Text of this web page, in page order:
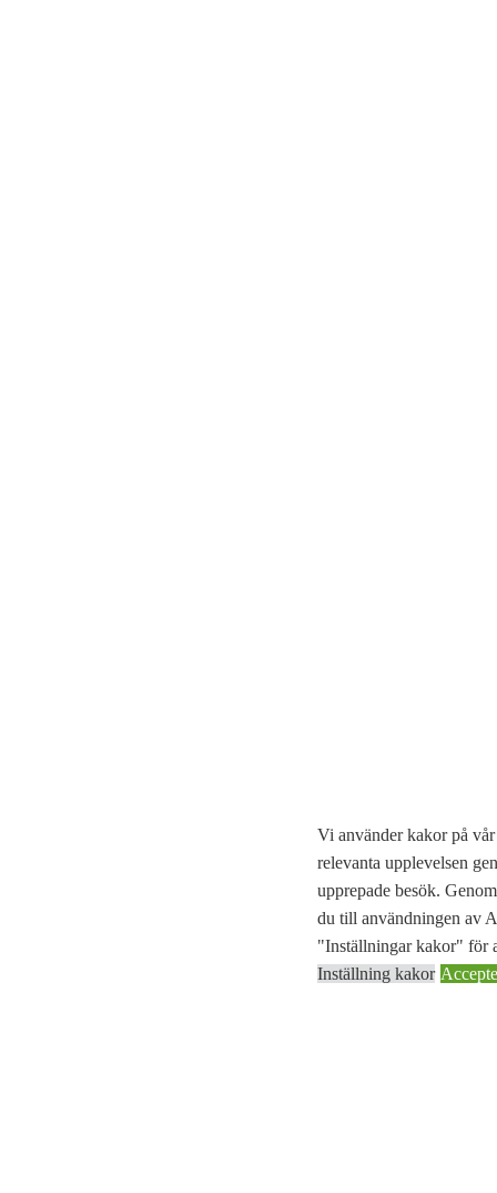
Vi använder kakor på
relevanta upplevelsen
upprepade besök.
du till användningen av
"Inställningar kakor" för
Inställning kakor